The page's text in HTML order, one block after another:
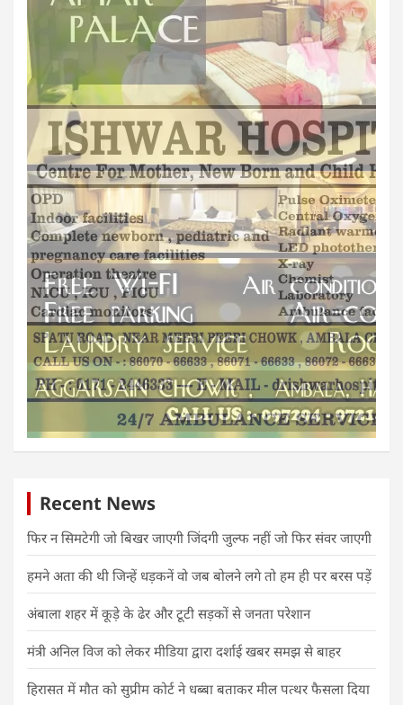
Recent News
फिर न सिमटेगी जो बिखर जाएगी जिंदगी जुल्फ नहीं जो फिर संवर जाएगी
हमने अता की थी जिन्हें धड़कनें वो जब बोलने लगे तो हम ही पर बरस पड़ें
अंबाला शहर में कूड़े के ढेर और टूटी सड़कों से जनता परेशान
मंत्री अनिल विज को लेकर मीडिया द्वारा दर्शाई खबर समझ से बाहर
हिरासत में मौत को सुप्रीम कोर्ट ने धब्बा बताकर मील पत्थर फैसला दिया